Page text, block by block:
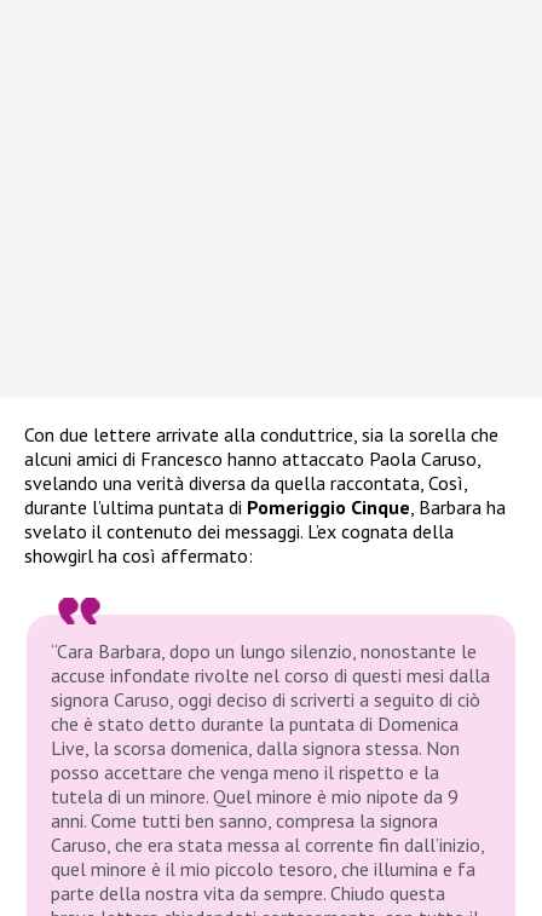
Con due lettere arrivate alla conduttrice, sia la sorella che
alcuni amici di Francesco hanno attaccato Paola Caruso,
svelando una verità diversa da quella raccontata, Così,
durante l’ultima puntata di Pomeriggio Cinque , Barbara ha
svelato il contenuto dei messaggi. L’ex cognata della
showgirl ha così affermato:
“Cara Barbara, dopo un lungo silenzio, nonostante le
accuse infondate rivolte nel corso di questi mesi dalla
signora Caruso, oggi deciso di scriverti a seguito di ciò
che è stato detto durante la puntata di Domenica
Live, la scorsa domenica, dalla signora stessa. Non
posso accettare che venga meno il rispetto e la
tutela di un minore. Quel minore è mio nipote da 9
anni. Come tutti ben sanno, compresa la signora
Caruso, che era stata messa al corrente fin dall’inizio,
quel minore è il mio piccolo tesoro, che illumina e fa
parte della nostra vita da sempre. Chiudo questa